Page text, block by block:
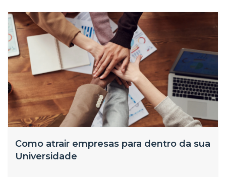
Como atrair empresas para dentro da sua
Universidade